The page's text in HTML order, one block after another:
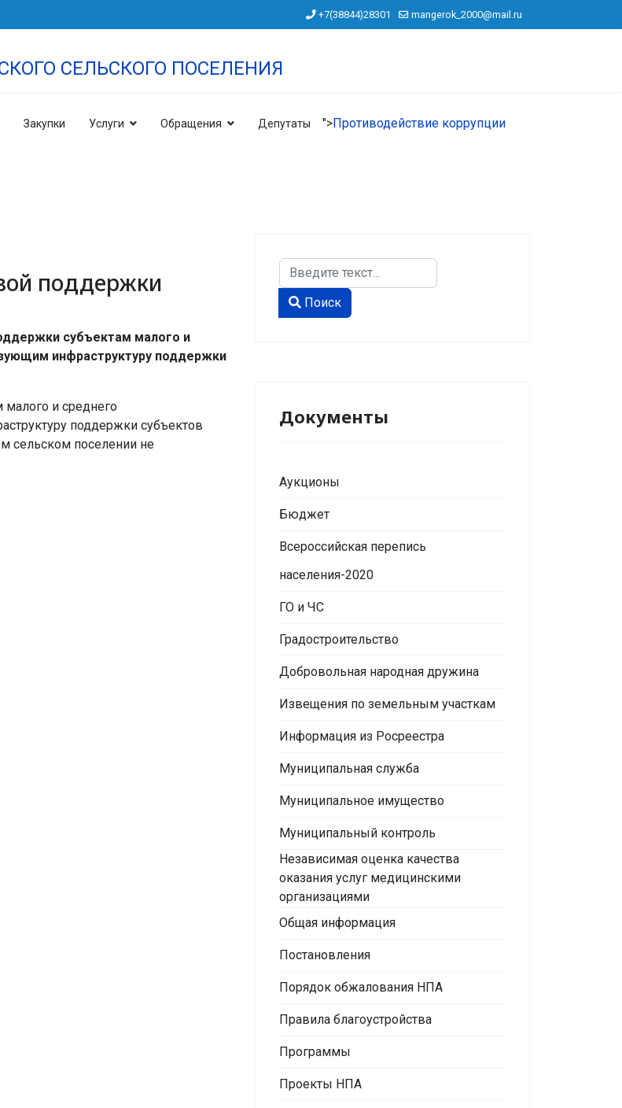
+7(38844)28301 mangerok_2000@mail.ru
СЕЛЬСКОГО ПОСЕЛЕНИЯ
Закупки Услуги Обращения Депутаты ">Противодействие коррупции
поддержки
субъектам малого и
инфраструктуру поддержки
и среднего
поддержки субъектов
сельском поселении не
Поиск
Type 2 or more characters for results.
Поиск
Документы
Аукционы
Бюджет
Всероссийская перепись
населения-2020
ГО и ЧС
Градостроительство
Добровольная народная дружина
Извещения по земельным участкам
Информация из Росреестра
Муниципальная служба
Муниципальное имущество
Муниципальный контроль
Независимая оценка качества
оказания услуг медицинскими
организациями
Общая информация
Постановления
Порядок обжалования НПА
Правила благоустройства
Программы
Проекты НПА